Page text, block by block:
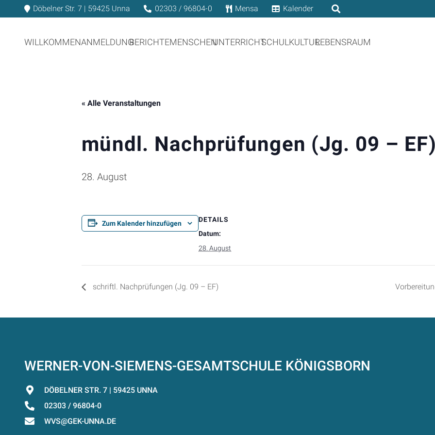
Döbelner Str. 7 | 59425 Unna 02303 / 96804-0 Mensa Kalender
WILLKOMMENANMELDUNGBERICHTEMENSCHENUNTERRICHTSCHULKULTURLEBENSRAUM
« Alle Veranstaltungen
mündl. Nachprüfungen (Jg. 09 –
28. August
Zum Kalender hinzufügen
DETAILS
Datum:
28. August
schriftl. Nachprüfungen (Jg. 09 – EF)
WERNER-VON-SIEMENS-GESAMTSCHULE KÖNIGSBORN
DÖBELNER STR. 7 | 59425 UNNA
02303 / 96804-0
WVS@GEK-UNNA.DE